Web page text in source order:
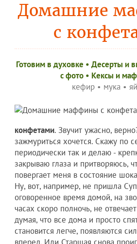
Домашние
с
Готовим в духовке • Десерты и
c фото • Кексы и
кефир • мука •
конфетами. Звучит ужасно,
зажмуриться хочется. Скажу по
периодически так и делаю -
закрываю глаза и притворяюсь,
повергает меня в состояние
Ну, вот, например, не пришла
оговоренное время домой, на
часах скоро полночь, не
думая, что все дома и просто
становится легче, появляются